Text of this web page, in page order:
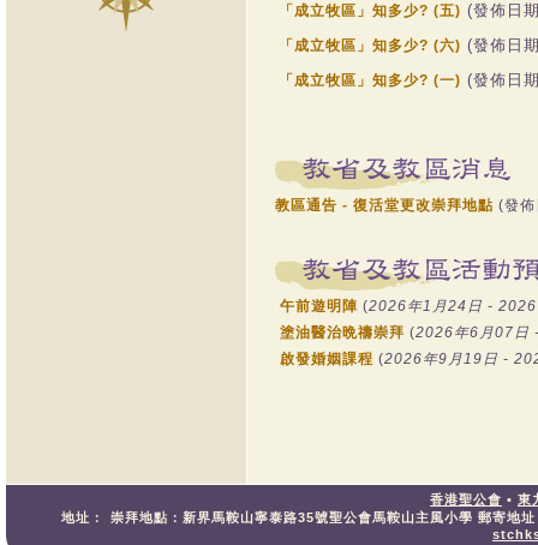
「成立牧區」知多少? (五) (發佈日
「成立牧區」知多少? (六) (發佈日
「成立牧區」知多少? (一) (發佈日
教區通告 - 復活堂更改崇拜地點 (發
午前遊明陣 (2026年1月24日 -
塗油醫治晩禱崇拜 (2026年6月07日
啟發婚姻課程 (2026年9月19日 -
香港聖公會 • 東
地址：
崇拜地點：新界馬鞍山寧泰路35號聖公會馬鞍山主風小學 郵寄地